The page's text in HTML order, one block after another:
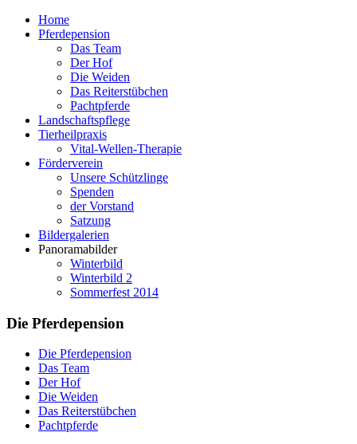
Home
Pferdepension
Das Team
Der Hof
Die Weiden
Das Reiterstübchen
Pachtpferde
Landschaftspflege
Tierheilpraxis
Vital-Wellen-Therapie
Förderverein
Unsere Schützlinge
Spenden
der Vorstand
Satzung
Bildergalerien
Panoramabilder
Winterbild
Winterbild 2
Sommerfest 2014
Die Pferdepension
Die Pferdepension
Das Team
Der Hof
Die Weiden
Das Reiterstübchen
Pachtpferde